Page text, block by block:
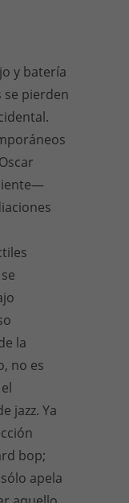
y batería
se pierden
la
no es
jazz. Ya
bop;
apela